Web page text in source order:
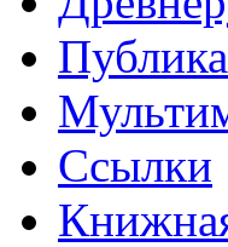
Ссылки